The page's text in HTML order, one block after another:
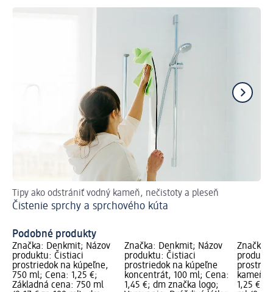
Tipy ako odstrániť vodný kameň, nečistoty a pleseň
Čistenie sprchy a sprchového kúta
Podobné produkty
Značka: Denkmit; Názov
produktu: Čistiaci
prostriedok na kúpeľne,
750 ml; Cena: 1,25 €;
Základná cena: 750 ml
Značka: Denkmit; Názov
produktu: Čistiaci
prostriedok na kúpeľne
koncentrát, 100 ml; Cena:
1,45 €; dm značka logo;
Značka:
1,25 €;